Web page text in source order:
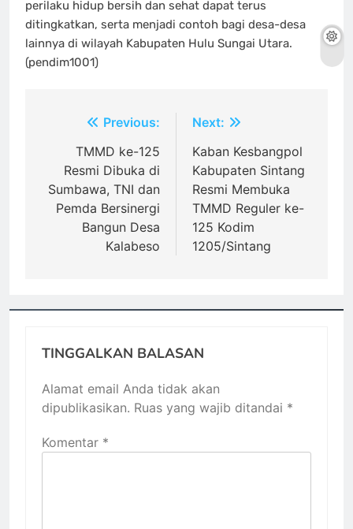
perilaku hidup bersih dan sehat dapat terus
ditingkatkan, serta menjadi contoh bagi desa-desa
lainnya di wilayah Kabupaten Hulu Sungai Utara.
(pendim1001)
NavigasiPrevious:
TMMD ke-125
Resmi Dibuka di
Sumbawa, TNI dan
Pemda Bersinergi
Bangun Desa
Kalabeso
Next:
Kaban Kesbangpol
Kabupaten Sintang
Resmi Membuka
TMMD Reguler ke-
125 Kodim
1205/Sintang
TINGGALKAN BALASAN
Alamat email Anda tidak akan
dipublikasikan. Ruas yang wajib ditandai *
Komentar *